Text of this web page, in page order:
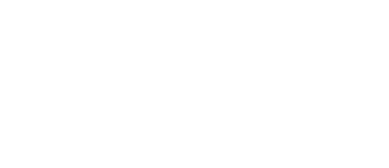
Sie waren sehr nett und freundlich. Die Fewo